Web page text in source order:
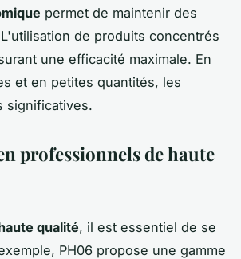
permet de maintenir des
de produits concentrés
une efficacité maximale. En
et en petites quantités, les
significatives.
professionnels de haute
qualité, il est essentiel de se
PH06 propose une gamme